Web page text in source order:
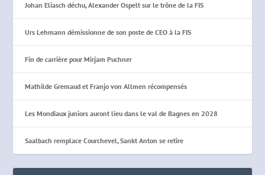
Johan Eliasch déchu, Alexander Ospelt sur le trône de la FIS
Urs Lehmann démissionne de son poste de CEO à la FIS
Fin de carrière pour Mirjam Puchner
Mathilde Gremaud et Franjo von Allmen récompensés
Les Mondiaux juniors auront lieu dans le val de Bagnes en 2028
Saalbach remplace Courchevel, Sankt Anton se retire